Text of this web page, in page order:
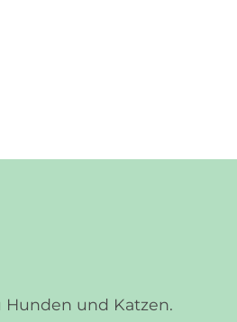
und Katzen.